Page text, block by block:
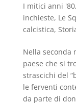
I mitici anni '80,
inchieste, Le
calcistica,
Nella seconda
paese che si
strascichi del
le ferventi
da parte di